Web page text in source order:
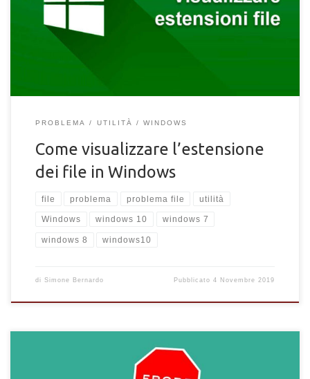
Windows. Scopri i metodi su come fare ad impostare il formato
o le estensioni dei nomi dei file in Windows 10, 8 e 7.
PROBLEMA UTILITÀ WINDOWS
Come visualizzare l’estensione
dei file in Windows
file problema problema file utilità
Windows windows 10 windows 7
windows 8 windows10
di Simone Bernardo Pubblicato4 Novembre 2019